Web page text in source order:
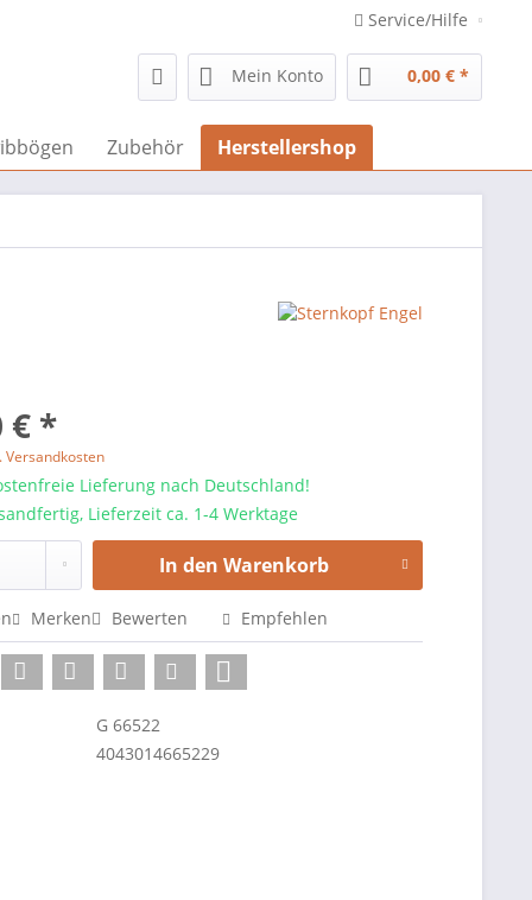
Service/Hilfe
Mein Konto 0,00 € *
Zubehör Herstellershop
€ *
Versandkosten
Lieferung nach Deutschland!
Lieferzeit ca. 1-4 Werktage
In den Warenkorb
Merken Bewerten Empfehlen
G 66522
4043014665229